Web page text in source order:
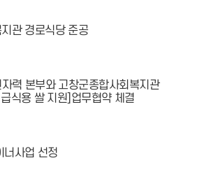
관 경로식당 준공
력 본부와 고창군종합사회복지관
식용 쌀 지원]업무협약 체결
너사업 선정